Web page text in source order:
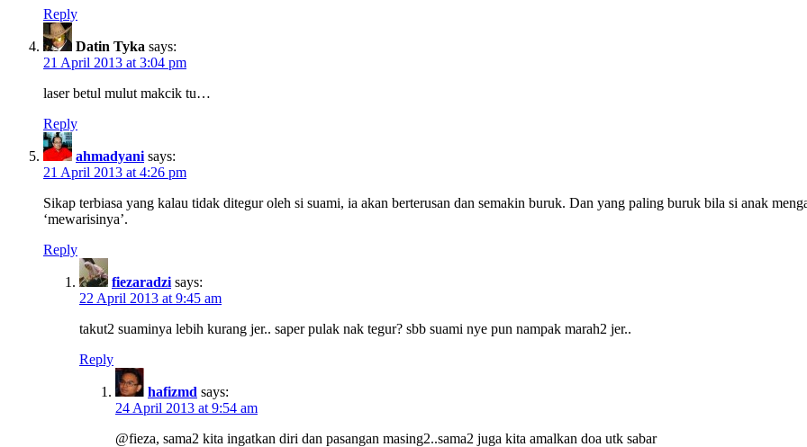
Reply
Datin Tyka says:
21 April 2013 at 3:04 pm
laser betul mulut makcik tu…
Reply
ahmadyani says:
21 April 2013 at 4:26 pm
Sikap terbiasa yang kalau tidak ditegur oleh si suami, ia akan berterusan dan semakin buruk. Dan yang paling buruk bila si anak
‘mewarisinya’.
Reply
fiezaradzi says:
22 April 2013 at 9:45 am
takut2 suaminya lebih kurang jer.. saper pulak nak tegur? sbb suami nye pun nampak marah2 jer..
Reply
hafizmd says:
24 April 2013 at 9:54 am
@fieza, sama2 kita ingatkan diri dan pasangan masing2..sama2 juga kita amalkan doa utk sabar